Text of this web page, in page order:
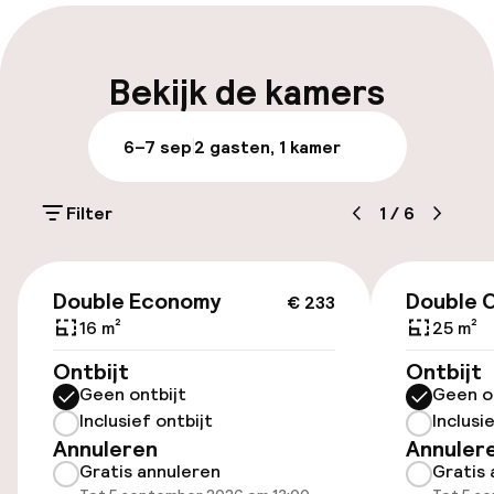
Meertalige medewerkers
Parkeren & mobiliteit
Parkeergelegenheid op eigen terrein
(buiten)
Openbaar parkeren
Toegankelijkheid
Overal rolstoeltoegankelijk
Bekijk de kamers
6–7 sep2 gasten, 1 kamer
Filter 1 / 6
€ 233
Double Economy
16 m²
Ontbijt
Geen ontbijt
Inclusief ontbijt
Annuleren
Gratis annuleren
Double
25 m²
Ontbijt
Geen
Gratis